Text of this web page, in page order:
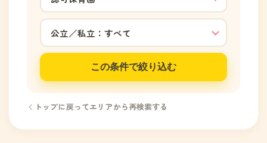
この条件で絞り込む
トップに戻ってエリアから再検索する